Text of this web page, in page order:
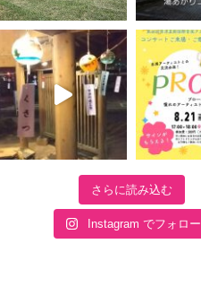
さらに読み込む
Instagram でフォロー